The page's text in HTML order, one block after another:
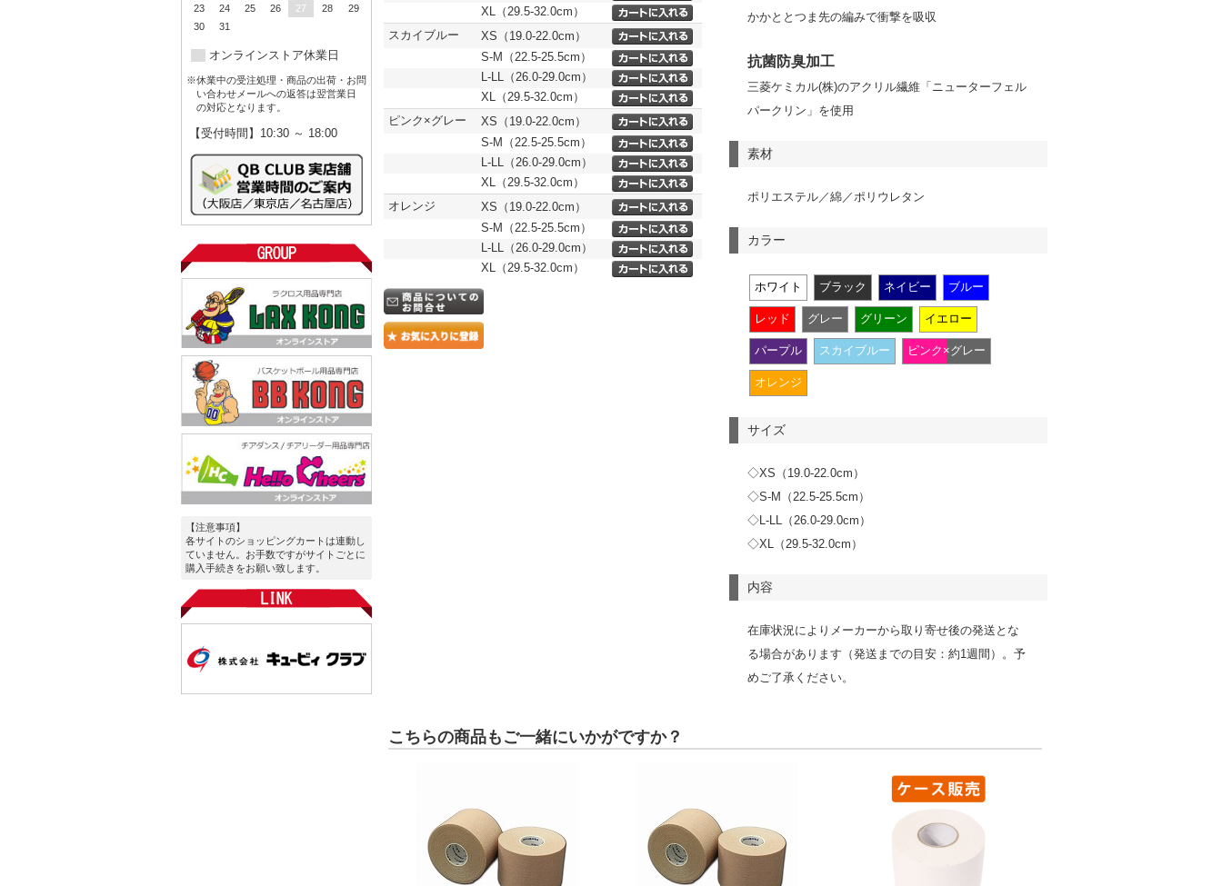
23
24 25 26 27 28
29
30
31
オンラインストア休業日
※休業中の受注処理・商品の出荷・お問
い合わせメールへの返答は翌営業日
の対応となります。
【受付時間】10:30 ～ 18:00
【注意事項】
各サイトのショッピングカートは連動し
ていません。お手数ですがサイトごとに
購入手続きをお願い致します。
かかととつま先の編みで衝撃を吸収
抗菌防臭加工
三菱ケミカル(株)のアクリル繊維「ニューターフェル
パークリン」を使用
素材
ポリエステル／綿／ポリウレタン
カラー
ホワイト ブラック ネイビー ブルー
レッド グレー グリーン イエロー
パープル スカイブルー ピンク×グレー
オレンジ
サイズ
◇XS（19.0-22.0cm）
◇S-M（22.5-25.5cm）
◇L-LL（26.0-29.0cm）
◇XL（29.5-32.0cm）
内容
在庫状況によりメーカーから取り寄せ後の発送とな
る場合があります（発送までの目安：約1週間）。予
めご了承ください。
XL（29.5-32.0cm）
スカイブルー
XS（19.0-22.0cm）
S-M（22.5-25.5cm）
L-LL（26.0-29.0cm）
XL（29.5-32.0cm）
ピンク×グレー
XS（19.0-22.0cm）
S-M（22.5-25.5cm）
L-LL（26.0-29.0cm）
XL（29.5-32.0cm）
オレンジ
XS（19.0-22.0cm）
S-M（22.5-25.5cm）
L-LL（26.0-29.0cm）
XL（29.5-32.0cm）
こちらの商品もご一緒にいかがですか？